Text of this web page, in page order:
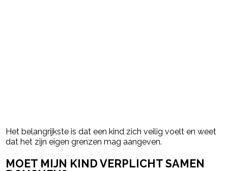
Het belangrijkste is dat een kind zich veilig voelt en weet
dat het zijn eigen grenzen mag aangeven.
MOET MIJN KIND VERPLICHT SAMEN